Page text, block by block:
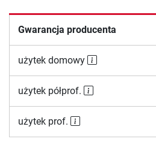
Gwarancja producenta
użytek domowy
użytek półprof.
użytek prof.